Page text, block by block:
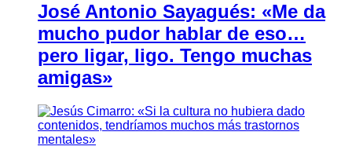
José Antonio Sayagués: «Me da
mucho pudor hablar de eso…
pero ligar, ligo. Tengo muchas
amigas»